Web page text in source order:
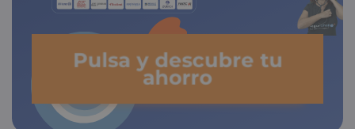
Pulsa y descubre tu
ahorro